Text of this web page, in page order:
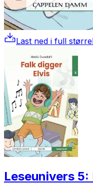
Last ned i full
Leseunivers